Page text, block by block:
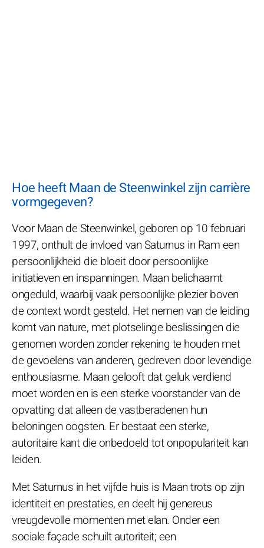
Hoe heeft Maan de Steenwinkel zijn carrière
vormgegeven?
Voor Maan de Steenwinkel, geboren op 10 februari
1997, onthult de invloed van Saturnus in Ram een
persoonlijkheid die bloeit door persoonlijke
initiatieven en inspanningen. Maan belichaamt
ongeduld, waarbij vaak persoonlijke plezier boven
de context wordt gesteld. Het nemen van de leiding
komt van nature, met plotselinge beslissingen die
genomen worden zonder rekening te houden met
de gevoelens van anderen, gedreven door levendige
enthousiasme. Maan gelooft dat geluk verdiend
moet worden en is een sterke voorstander van de
opvatting dat alleen de vastberadenen hun
beloningen oogsten. Er bestaat een sterke,
autoritaire kant die onbedoeld tot onpopulariteit kan
leiden.
Met Saturnus in het vijfde huis is Maan trots op zijn
identiteit en prestaties, en deelt hij genereus
vreugdevolle momenten met elan. Onder een
sociale façade schuilt autoriteit; een